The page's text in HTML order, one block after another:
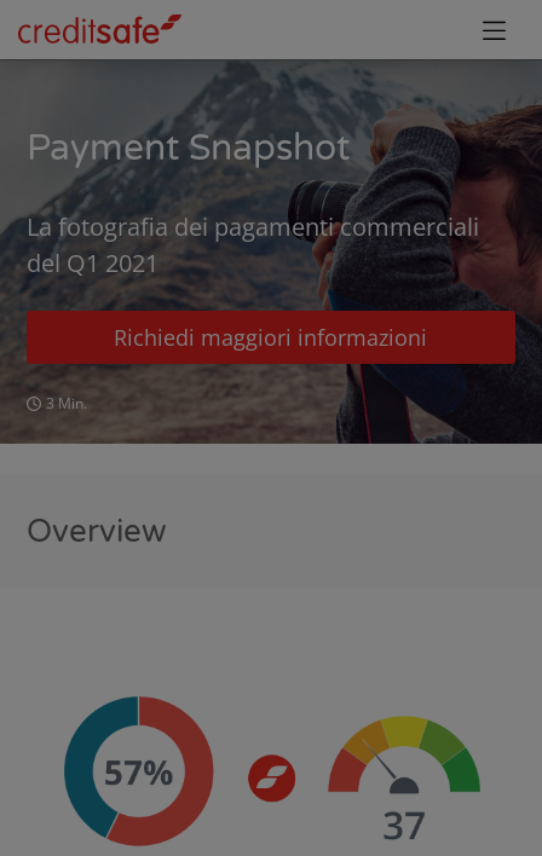
Payment Snapshot
La fotografia dei pagamenti commerciali
del Q1 2021
Richiedi maggiori informazioni
3 Min.
Overview